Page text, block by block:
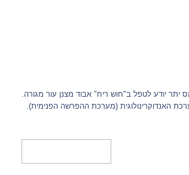
יתר יודע לטפל ב"חוש ריח" אבוד מצנן עור מגורה.
האנדוקרינולוגית (מערכת ההפרשה הפנימית).